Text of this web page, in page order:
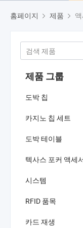
홈페이지 제품
제품 그룹
도박 칩
카지노 칩 세트
도박 테이블
텍사스 포커 액세
시스템
RFID 품목
카드 재생